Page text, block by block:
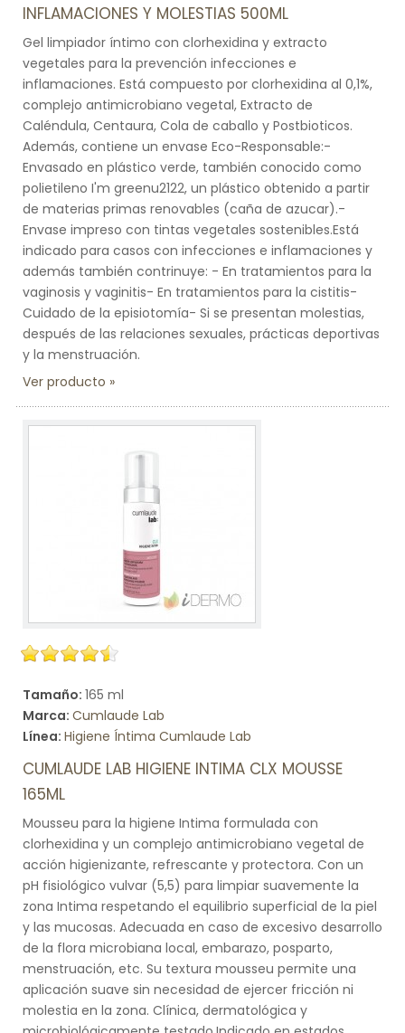
INFLAMACIONES Y MOLESTIAS 500ML
Gel limpiador íntimo con clorhexidina y extracto
vegetales para la prevención infecciones e
inflamaciones. Está compuesto por clorhexidina al 0,1%,
complejo antimicrobiano vegetal, Extracto de
Caléndula, Centaura, Cola de caballo y Postbioticos.
Además, contiene un envase Eco-Responsable:-
Envasado en plástico verde, también conocido como
polietileno I'm greenu2122, un plástico obtenido a partir
de materias primas renovables (caña de azucar).-
Envase impreso con tintas vegetales sostenibles.Está
indicado para casos con infecciones e inflamaciones y
además también contrinuye: - En tratamientos para la
vaginosis y vaginitis- En tratamientos para la cistitis-
Cuidado de la episiotomía- Si se presentan molestias,
después de las relaciones sexuales, prácticas deportivas
y la menstruación.
Ver producto
Tamaño: 165 ml
Marca: Cumlaude Lab
Línea: Higiene Íntima Cumlaude Lab
CUMLAUDE LAB HIGIENE INTIMA CLX MOUSSE
165ML
Mousseu para la higiene Intima formulada con
clorhexidina y un complejo antimicrobiano vegetal de
acción higienizante, refrescante y protectora. Con un
pH fisiológico vulvar (5,5) para limpiar suavemente la
zona Intima respetando el equilibrio superficial de la piel
y las mucosas. Adecuada en caso de excesivo desarrollo
de la flora microbiana local, embarazo, posparto,
menstruación, etc. Su textura mousseu permite una
aplicación suave sin necesidad de ejercer fricción ni
molestia en la zona. Clínica, dermatológica y